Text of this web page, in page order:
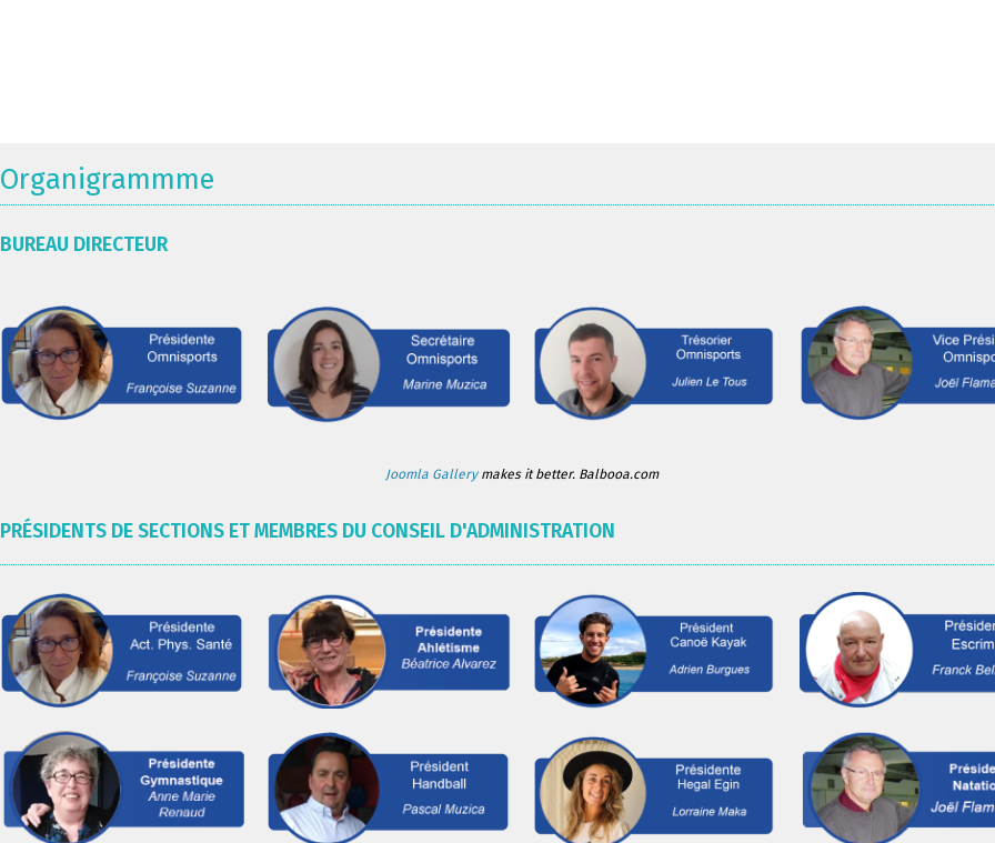
Organigrammme
BUREAU DIRECTEUR
Joomla Gallerymakes it better. Balbooa.com
PRÉSIDENTS DE SECTIONS ET MEMBRES DU CONSEIL D'ADMINISTRATION